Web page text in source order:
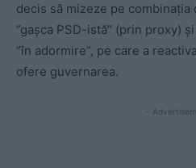
decis să mizeze pe
”gașca PSD-istă” (prin proxy)
”în adormire”, pe care a
ofere guvernarea.
-